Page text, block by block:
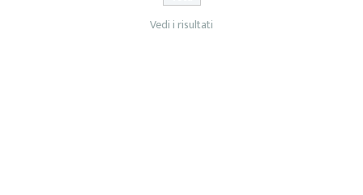
Vedi i risultati